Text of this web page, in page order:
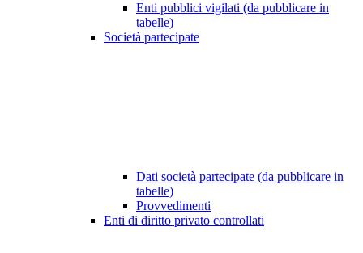
Enti pubblici vigilati (da pubblicare in
tabelle)
Società partecipate
Dati società partecipate (da pubblicare in
tabelle)
Provvedimenti
Enti di diritto privato controllati